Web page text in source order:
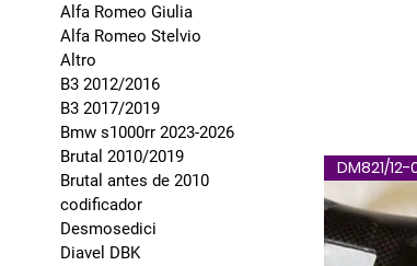
Alfa Romeo Giulia
Alfa Romeo Stelvio
Altro
B3 2012/2016
B3 2017/2019
Bmw s1000rr 2023-2026
Brutal 2010/2019
Brutal antes de 2010
codificador
Desmosedici
Diavel DBK
DM821/12-